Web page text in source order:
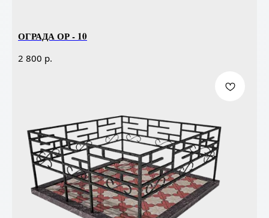
ОГРАДА ОР - 10
2 800 р.